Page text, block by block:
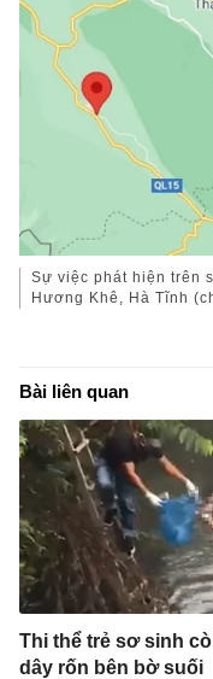
Sự việc phát hiện trên
Hương Khê, Hà Tĩnh
Bài liên quan
Thi thể trẻ sơ sinh
dây rốn bên bờ suối